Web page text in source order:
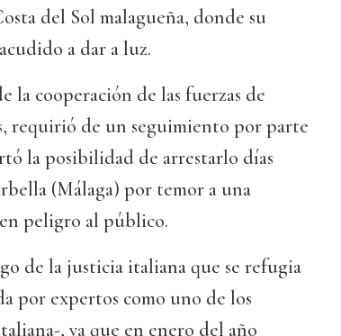
del Sol malagueña, donde su
a dar a luz.
cooperación de las fuerzas de
requirió de un seguimiento por parte
la posibilidad de arrestarlo días
(Málaga) por temor a una
peligro al público.
de la justicia italiana que se refugia
por expertos como uno de los
, ya que en enero del año